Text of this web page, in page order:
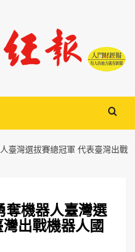
臺灣選拔賽總冠軍 代表臺灣出戰
機器人臺灣選
出戰機器人國